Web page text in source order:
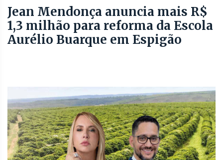
Jean Mendonça anuncia mais R$
1,3 milhão para reforma da Escola
Aurélio Buarque em Espigão